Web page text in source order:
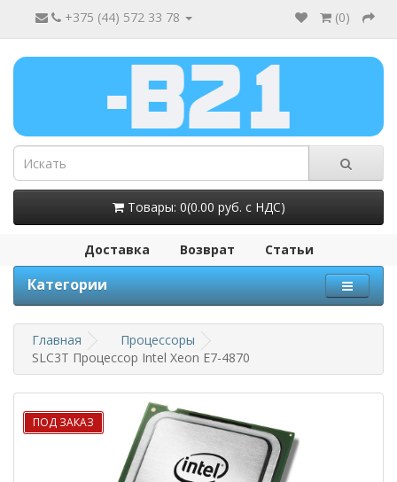
+375 (44) 572 33 78 (0)
Товары: 0(0.00 руб. с НДС)
Доставка Возврат Статьи
Категории
Главная
Процессоры
SLC3T Процессор Intel Xeon E7-4870
ПОД ЗАКАЗ